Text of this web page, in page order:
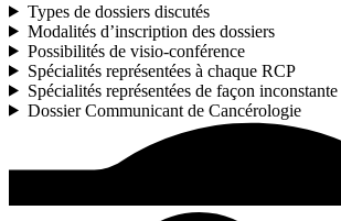
Types de dossiers discutés
Modalités d’inscription des dossiers
Possibilités de visio-conférence
Spécialités représentées à chaque RCP
Spécialités représentées de façon inconstante
Dossier Communicant de Cancérologie